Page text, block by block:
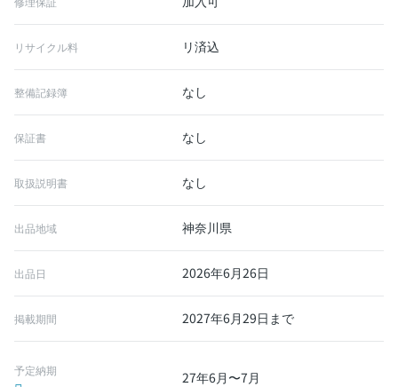
リサイクル料 リ済込
整備記録簿 なし
保証書 なし
取扱説明書 なし
出品地域 神奈川県
出品日 2026年6月26日
掲載期間 2027年6月29日まで
予定納期 27年6月〜7月